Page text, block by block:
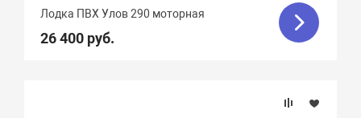
Тип киля
Лодка ПВХ Улов 290 моторная
26 400 руб.